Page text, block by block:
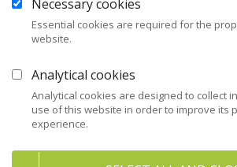
Necessary cookies
Essential cookies are required for the
website.
Analytical cookies
Analytical cookies are designed to collect
use of this website in order to improve its
experience.